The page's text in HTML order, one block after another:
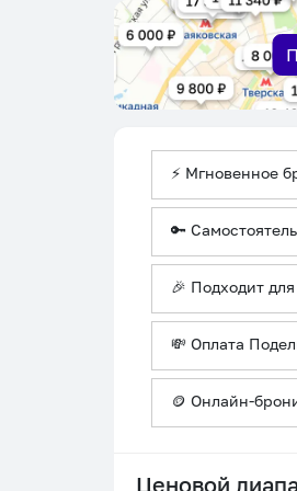
⚡ Мгновенное
🔑
🎉 Подходит
💸 Оплата
🪙 Онлайн-
Ценовой